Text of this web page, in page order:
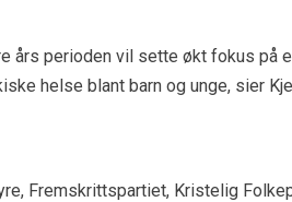
års perioden vil sette økt fokus på
helse blant barn og unge, sier
Fremskrittspartiet, Kristelig